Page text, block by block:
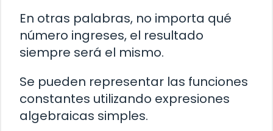
En otras palabras, no importa qué
número ingreses, el resultado
siempre será el mismo.
Se pueden representar las funciones
constantes utilizando expresiones
algebraicas simples.